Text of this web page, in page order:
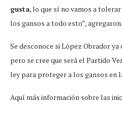
gusta, lo que sí no vamos a
los gansos a todo esto”, agregaron.
Se desconoce si López Obrador
pero se cree que será el Partido
ley para proteger a los gansos en
Aquí más información sobre las